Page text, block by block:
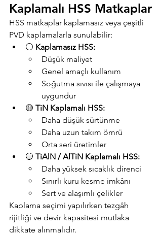
Kaplamalı HSS Matkaplar
HSS matkaplar kaplamasız veya çeşitli
PVD kaplamalarla sunulabilir:
⚪ Kaplamasız HSS:
Düşük maliyet
Genel amaçlı kullanım
Soğutma sıvısı ile çalışmaya
uygundur
🟡 TiN Kaplamalı HSS:
Daha düşük sürtünme
Daha uzun takım ömrü
Orta seri üretimler
🔵 TiAlN / AlTiN Kaplamalı HSS:
Daha yüksek sıcaklık direnci
Sınırlı kuru kesme imkânı
Sert ve alaşımlı çelikler
Kaplama seçimi yapılırken tezgâh
rijitliği ve devir kapasitesi mutlaka
dikkate alınmalıdır.